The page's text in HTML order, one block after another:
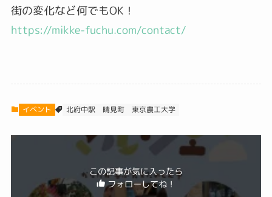
街の変化など何でもOK！
https://mikke-fuchu.com/contact/
イベント 北府中駅 晴見町 東京農工大学
この記事が気に入ったら
フォローしてね！